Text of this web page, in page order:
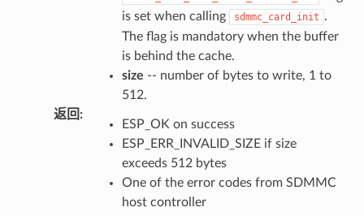
is set when calling
sdmmc_card_init .
The flag is mandatory when the buffer
is behind the cache.
size -- number of bytes to write, 1 to
512.
返回 :
ESP_OK on success
ESP_ERR_INVALID_SIZE if size
exceeds 512 bytes
One of the error codes from SDMMC
host controller